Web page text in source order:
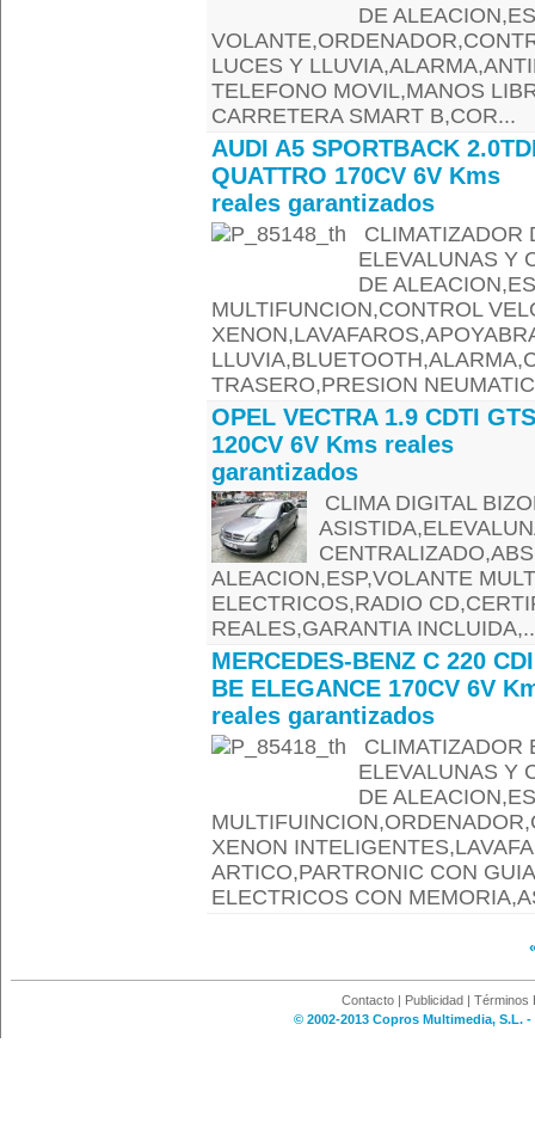
DE
LUCES Y
TELEFONO MOVIL,MANOS
CARRETERA SMART B,COR...
AUDI A5 SPORTBACK
QUATTRO 170CV 6V Kms
reales garantizados
CLIMATIZADOR
ELEVALUNAS Y
DE
MULTIFUNCION,CONTROL
TRASERO,PRESION
OPEL VECTRA 1.9 CDTI
120CV 6V Kms reales
garantizados
CLIMA DIGITAL
ALEACION,ESP,VOLANTE
ELECTRICOS,RADIO
REALES,GARANTIA
MERCEDES-BENZ C 220 CDI
BE ELEGANCE 170CV 6V
reales garantizados
CLIMATIZADOR
ELEVALUNAS Y
DE
XENON
ARTICO,PARTRONIC CON
ELECTRICOS CON
Contacto | Publicidad | Términos
© 2002-2013 Copros Multimedia, S.L.